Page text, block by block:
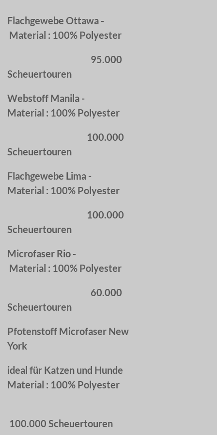
Flachgewebe Ottawa -
Material : 100% Polyester
95.000
Scheuertouren
Webstoff Manila -
Material : 100% Polyester
100.000
Scheuertouren
Flachgewebe Lima -
Material : 100% Polyester
100.000
Scheuertouren
Microfaser Rio -
Material : 100% Polyester
60.000
Scheuertouren
Pfotenstoff Microfaser New
York
ideal für Katzen und Hunde
Material : 100% Polyester
100.000 Scheuertouren